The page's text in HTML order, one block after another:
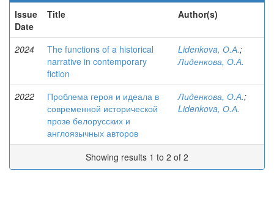
Issue
Date
Title Author(s)
2024
The functions of a historical
narrative in contemporary
fiction
Lidenkova, О.А.;
Лиденкова, О.А.
2022
Проблема героя и идеала в
современной исторической
прозе белорусских и
англоязычных авторов
Лиденкова, О.А.;
Lidenkova, О.А.
Showing results 1 to 2 of 2